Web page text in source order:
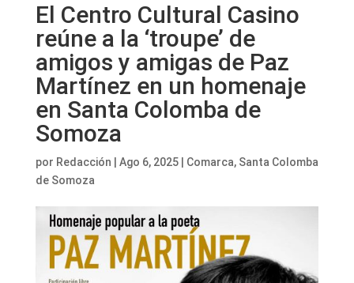
El Centro Cultural Casino
reúne a la ‘troupe’ de
amigos y amigas de Paz
Martínez en un homenaje
en Santa Colomba de
Somoza
por Redacción Ago 6, 2025| Comarca, Santa Colomba
de Somoza